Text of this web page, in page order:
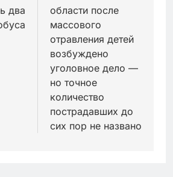
два
области после
массового
отравления детей
возбуждено
уголовное дело —
но точное
количество
пострадавших до
сих пор не названо